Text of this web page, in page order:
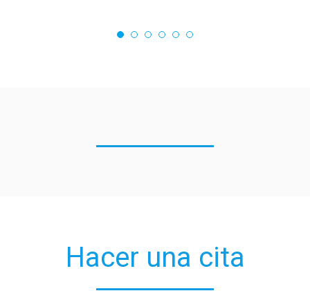
Hacer una cita